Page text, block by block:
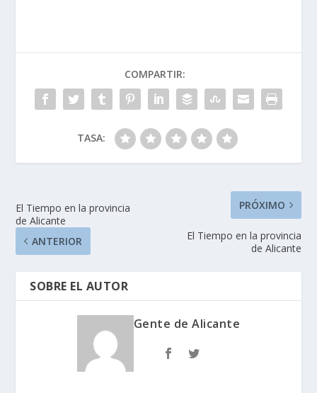
COMPARTIR:
TASA:
El Tiempo en la provincia
de Alicante
ANTERIOR
PRÓXIMO
El Tiempo en la provincia
de Alicante
SOBRE EL AUTOR
Gente de Alicante